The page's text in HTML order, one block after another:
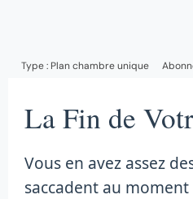
Type : Plan chambre unique
La Fin de
Vous en avez assez
saccadent au moment